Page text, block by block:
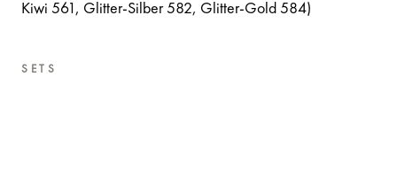
Kiwi 561, Glitter-Silber 582, Glitter-Gold 584)
SETS